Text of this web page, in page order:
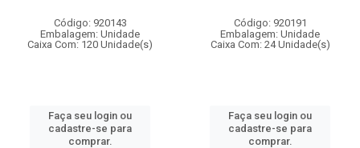
Código: 920143
Embalagem: Unidade
Caixa Com: 120 Unidade(s)
Faça seu login ou
cadastre-se para
comprar.
Código: 920191
Embalagem: Unidade
Caixa Com: 24 Unidade(s)
Faça seu login ou
cadastre-se para
comprar.